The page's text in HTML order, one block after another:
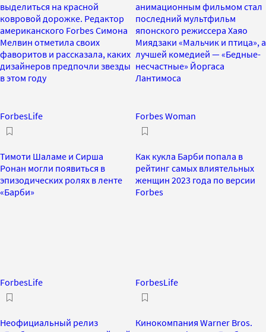
выделиться на красной
ковровой дорожке. Редактор
американского Forbes Симона
Мелвин отметила своих
фаворитов и рассказала, каких
дизайнеров предпочли звезды
в этом году
анимационным фильмом стал
последний мультфильм
японского режиссера Хаяо
Миядзаки «Мальчик и птица», а
лучшей комедией — «Бедные-
несчастные» Йоргаса
Лантимоса
ForbesLife
Тимоти Шаламе и Сирша
Ронан могли появиться в
эпизодических ролях в ленте
«Барби»
Forbes Woman
Как кукла Барби попала в
рейтинг самых влиятельных
женщин 2023 года по версии
Forbes
ForbesLife
Неофициальный релиз
ForbesLife
Кинокомпания Warner Bros.